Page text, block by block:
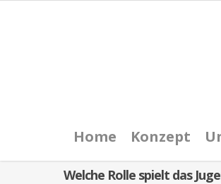
Home Konzept
Welche Rolle spielt das